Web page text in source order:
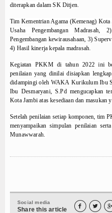
Wisuda
Malam 1
MI Al
Workshop
diterapkan dalam SK Ditjen.
Tim Kementrian Agama (Kemenag)
Usaha Pengembangan Madrasah,
Pengembangan kewirausahaan, 3)
4) Hasil kinerja kepala madrasah.
Kegiatan PKKM di tahun 2022 ini
penilaian yang dinilai disiapkan
didampingi oleh WAKA Kurikulum Ibu
Ibu Desmaryani, S.Pd mengucapkan
Kota Jambi atas kesediaan dan masukan
Setelah penilaian setiap komponen, tim
menyampaikan simpulan penilaian
Munawwarah.
Social media
Share this article   